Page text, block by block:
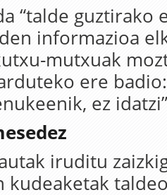
“talde guztirako
informazioa
mutxuak
ere
ez
iruditu
kudeaketak